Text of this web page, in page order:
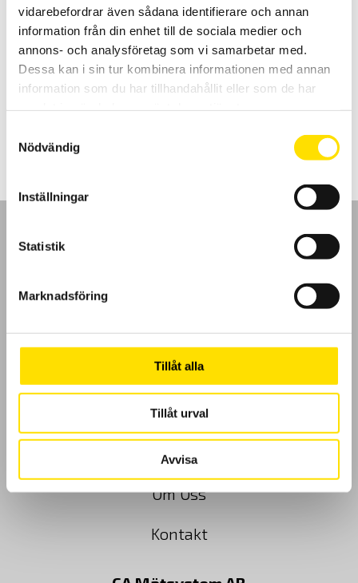
vidarebefordrar även sådana identifierare och annan
information från din enhet till de sociala medier och
annons- och analysföretag som vi samarbetar med.
Dessa kan i sin tur kombinera informationen med annan
information som du har tillhandahållit eller som de har
Nödvändig
Inställningar
Statistik
Marknadsföring
Tillåt alla
Tillåt urval
Avvisa
Scopix & CA922 – CA942 tillbehör för kommunikation
PC mjukvara SX-Metro för att kommunicera med Chauvin-Arnoux
och Metrix handhållna 2- och 4-kanals oscilloskop.
Köpvillkor
Cookies
Klagomål
Kundundersökning
Om Oss
Kontakt